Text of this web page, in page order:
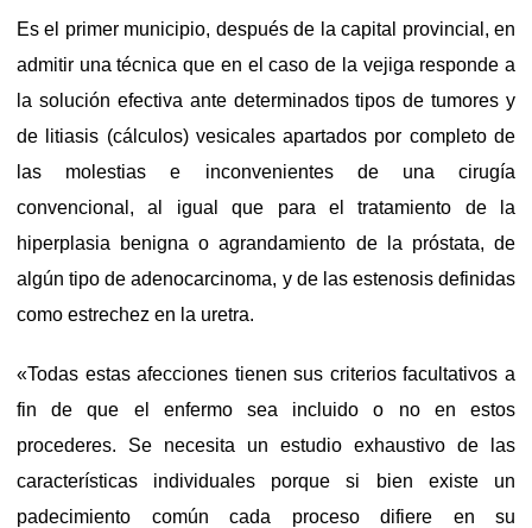
Es el primer municipio, después de la capital provincial, en
admitir una técnica que en el caso de la vejiga responde a
la solución efectiva ante determinados tipos de tumores y
de litiasis (cálculos) vesicales apartados por completo de
las molestias e inconvenientes de una cirugía
convencional, al igual que para el tratamiento de la
hiperplasia benigna o agrandamiento de la próstata, de
algún tipo de adenocarcinoma, y de las estenosis definidas
como estrechez en la uretra.
«Todas estas afecciones tienen sus criterios facultativos a
fin de que el enfermo sea incluido o no en estos
procederes. Se necesita un estudio exhaustivo de las
características individuales porque si bien existe un
padecimiento común cada proceso difiere en su